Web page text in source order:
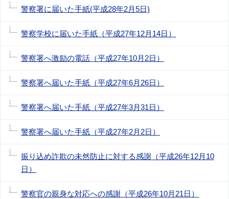
警察署に届いた手紙(平成28年2月5日)
警察学校に届いた手紙（平成27年12月14日）
警察署へ激励の電話（平成27年10月2日）
警察署へ届いた手紙（平成27年6月26日）
警察署へ届いた手紙（平成27年3月31日）
警察署へ届いた手紙（平成27年2月2日）
振り込め詐欺の未然防止に対する感謝（平成26年12月10
日）
警察官の親身な対応への感謝（平成26年10月21日）